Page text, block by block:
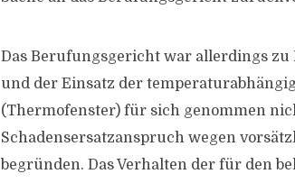
Das Berufungsgericht war allerdings zu
und der Einsatz der
(Thermofenster) für sich genommen
Schadensersatzanspruch wegen
begründen. Das Verhalten der für den